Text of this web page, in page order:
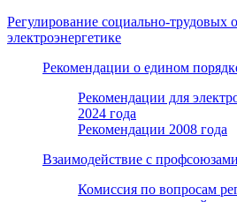
Регулирование социально-трудовых
электроэнергетике
Рекомендации о едином
Рекомендации для
2024 года
Рекомендации 2008 года
Взаимодействие с профсоюзами
Комиссия по вопросам